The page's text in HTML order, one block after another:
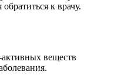
к врачу.
веществ